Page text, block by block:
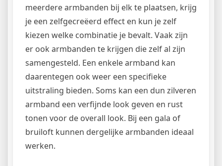
meerdere armbanden bij elk te plaatsen, krijg
je een zelfgecreëerd effect en kun je zelf
kiezen welke combinatie je bevalt. Vaak zijn
er ook armbanden te krijgen die zelf al zijn
samengesteld. Een enkele armband kan
daarentegen ook weer een specifieke
uitstraling bieden. Soms kan een dun zilveren
armband een verfijnde look geven en rust
tonen voor de overall look. Bij een gala of
bruiloft kunnen dergelijke armbanden ideaal
werken.